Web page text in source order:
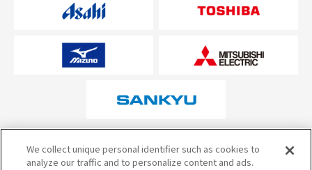
オフィシャルスポンサーについて
We collect unique personal identifier such as cookies to
analyze our traffic and to personalize content and ads.